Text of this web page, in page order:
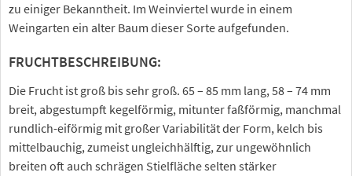
zu einiger Bekanntheit. Im Weinviertel wurde in einem
Weingarten ein alter Baum dieser Sorte aufgefunden.
FRUCHTBESCHREIBUNG:
Die Frucht ist groß bis sehr groß. 65 – 85 mm lang, 58 – 74 mm
breit, abgestumpft kegelförmig, mitunter faßförmig, manchmal
rundlich-eiförmig mit großer Variabilität der Form, kelch bis
mittelbauchig, zumeist ungleichhälftig, zur ungewöhnlich
breiten oft auch schrägen Stielfläche selten stärker